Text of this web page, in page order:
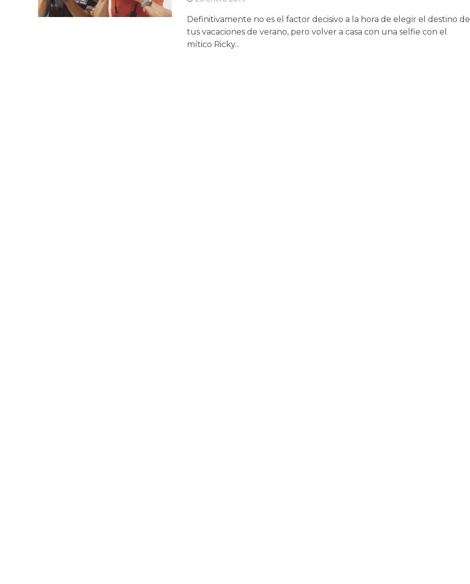
Definitivamente no es el factor decisivo a la hora de elegir el destino de
tus vacaciones de verano, pero volver a casa con una selfie con el
mítico Ricky...